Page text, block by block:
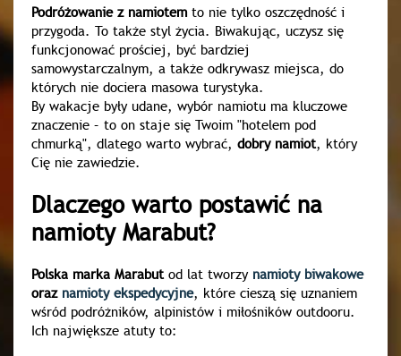
Podróżowanie z namiotemto nie tylko oszczędność i
przygoda. To także styl życia. Biwakując, uczysz się
funkcjonować prościej, być bardziej
samowystarczalnym, a także odkrywasz miejsca, do
których nie dociera masowa turystyka.
By wakacje były udane, wybór namiotu ma kluczowe
znaczenie – to on staje się Twoim "hotelem pod
chmurką", dlatego warto wybrać, dobry namiot, który
Cię nie zawiedzie.
Dlaczego warto postawić na
namioty Marabut?
Polska marka Marabutod lat tworzy namioty biwakowe
oraz namioty ekspedycyjne, które cieszą się uznaniem
wśród podróżników, alpinistów i miłośników outdooru.
Ich największe atuty to: